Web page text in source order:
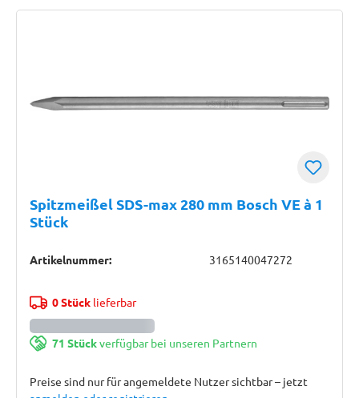
Spitzmeißel SDS-max 280 mm Bosch VE à 1
Stück
Artikelnummer: 3165140047272
0 Stücklieferbar
71 Stückverfügbar bei unseren Partnern
Preise sind nur für angemeldete Nutzer sichtbar – jetzt